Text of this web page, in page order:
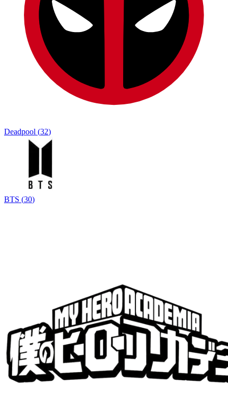
Deadpool (32)
BTS (30)